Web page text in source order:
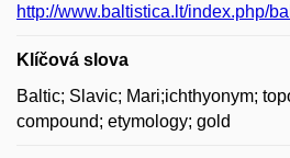
http://www.baltistica.lt/index.php/
Klíčová slova
Baltic; Slavic; Mari;ichthyonym;
compound; etymology; gold